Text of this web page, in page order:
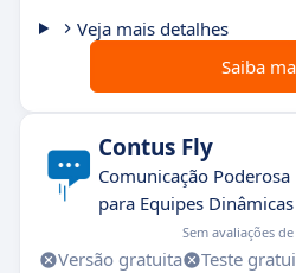
Veja mais detalhes
Saiba
Contus Fly
Comunicação Poderosa
para Equipes Dinâmicas
Sem avaliações
Versão gratuita Teste